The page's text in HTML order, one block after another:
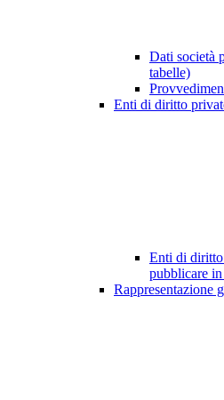
Dati società
tabelle)
Enti di diritto
Enti di
pubblicare
Rappresentazione